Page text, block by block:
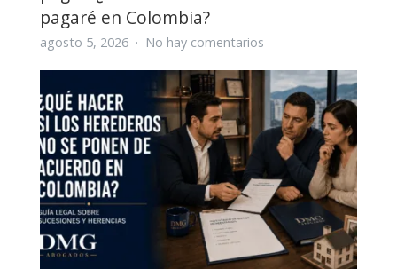
pagaré en Colombia?
agosto 5, 2026 No hay comentariosen
deben
dinero
me
quieren
pagar:
¿cómo
cobrar
una